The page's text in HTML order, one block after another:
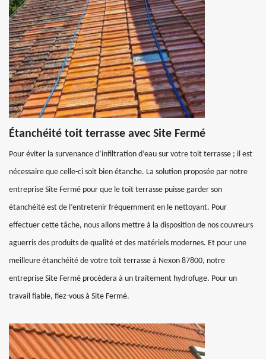
Étanchéité toit terrasse avec Site Fermé
Pour éviter la survenance d’infiltration d’eau sur votre toit terrasse ; il est
nécessaire que celle-ci soit bien étanche. La solution proposée par notre
entreprise Site Fermé pour que le toit terrasse puisse garder son
étanchéité est de l’entretenir fréquemment en le nettoyant. Pour
effectuer cette tâche, nous allons mettre à la disposition de nos couvreurs
aguerris des produits de qualité et des matériels modernes. Et pour une
meilleure étanchéité de votre toit terrasse à Nexon 87800, notre
entreprise Site Fermé procèdera à un traitement hydrofuge. Pour un
travail fiable, fiez-vous à Site Fermé.